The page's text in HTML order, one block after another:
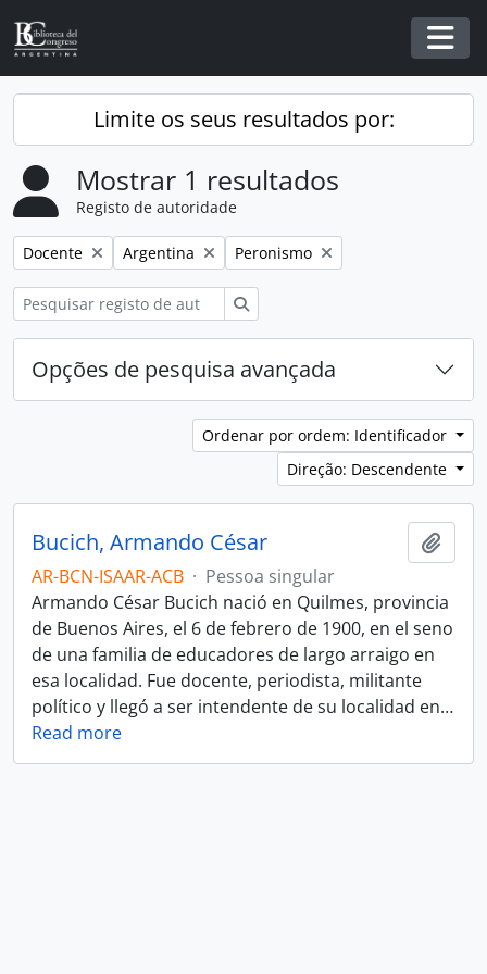
Skip to main content
Limite os seus resultados por:
Mostrar 1 resultados
Registo de autoridade
Remover filtro:
Docente Remover filtro:
Argentina Remover filtro:
Peronismo
Opções de pesquisa avançada
Ordenar por ordem: Identificador
Direção: Descendente
Bucich, Armando César
AR-BCN-ISAAR-ACB · Pessoa singular
Armando César Bucich nació en Quilmes, provincia
de Buenos Aires, el 6 de febrero de 1900, en el seno
de una familia de educadores de largo arraigo en
esa localidad. Fue docente, periodista, militante
político y llegó a ser intendente de su localidad en…
Read more